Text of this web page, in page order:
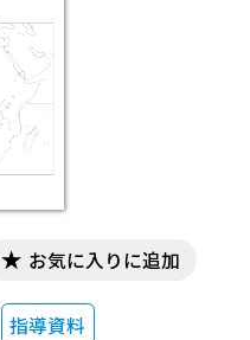
指導資料
お気に入りに追加